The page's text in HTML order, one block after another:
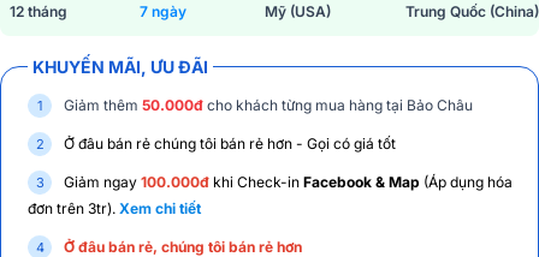
12 tháng 7 ngày Mỹ (USA) Trung Quốc (China)
KHUYẾN MÃI, ƯU ĐÃI
Giảm thêm 50.000đ cho khách từng mua hàng tại Bảo Châu
Ở đâu bán rẻ chúng tôi bán rẻ hơn - Gọi có giá tốt
Giảm ngay 100.000đ khi Check-in Facebook & Map (Áp dụng hóa
đơn trên 3tr). Xem chi tiết
Ở đâu bán rẻ, chúng tôi bán rẻ hơn